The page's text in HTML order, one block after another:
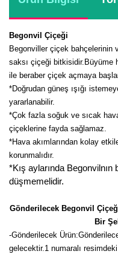
Begonvil Çiçeği
Begonviller çiçek bahçelerinin
saksı çiçeği bitkisidir.Büyüme
ile beraber çiçek açmaya
*Doğrudan güneş ışığı
yararlanabilir.
*Çok fazla soğuk ve sıcak
çiçeklerine fayda sağlamaz.
*Hava akımlarından kolay
korunmalıdır.
*Kış aylarında
düşmemelidir.
Gönderilecek Begonvil
Bir
-Gönderilecek
gelecektir.1 numaralı